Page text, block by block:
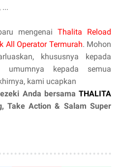
mengenai Thalita Reload
All Operator Termurah. Mohon
khususnya kepada
umumnya kepada semua
kami ucapkan
Anda bersama THALITA
Take Action & Salam Super